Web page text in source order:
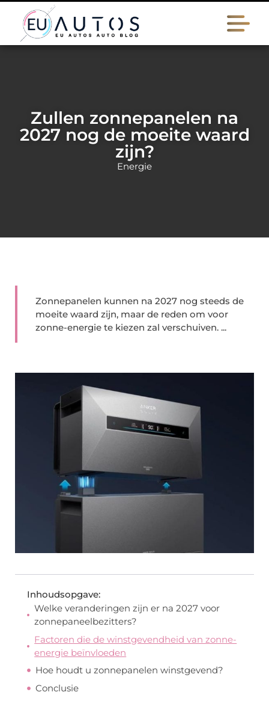
Zullen zonnepanelen na
2027 nog de moeite waard
zijn?
Energie
Zonnepanelen kunnen na 2027 nog steeds de
moeite waard zijn, maar de reden om voor
zonne-energie te kiezen zal verschuiven. ...
Inhoudsopgave:
Welke veranderingen zijn er na 2027 voor
zonnepaneelbezitters?
Factoren die de winstgevendheid van zonne-
energie beïnvloeden
Hoe houdt u zonnepanelen winstgevend?
Conclusie